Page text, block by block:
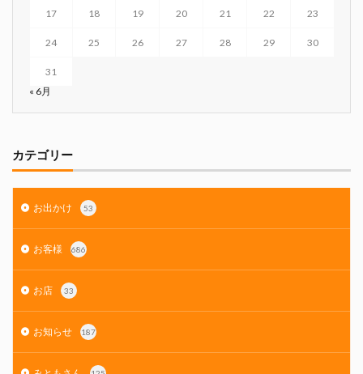
17 18 19 20 21 22 23
24 25 26 27 28 29 30
31
« 6月
カテゴリー
お出かけ 53
お客様 686
お店 33
お知らせ 187